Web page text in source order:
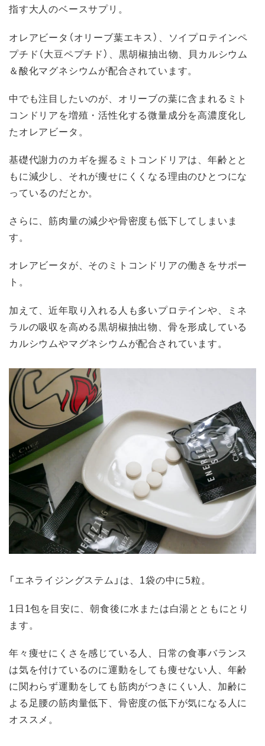
指す大人のベースサプリ。
オレアビータ（オリーブ葉エキス）、ソイプロテインペ
プチド（大豆ペプチド）、黒胡椒抽出物、貝カルシウム
＆酸化マグネシウムが配合されています。
中でも注目したいのが、オリーブの葉に含まれるミト
コンドリアを増殖・活性化する微量成分を高濃度化し
たオレアビータ。
基礎代謝力のカギを握るミトコンドリアは、年齢とと
もに減少し、それが痩せにくくなる理由のひとつにな
っているのだとか。
さらに、筋肉量の減少や骨密度も低下してしまいま
す。
オレアビータが、そのミトコンドリアの働きをサポー
ト。
加えて、近年取り入れる人も多いプロテインや、ミネ
ラルの吸収を高める黒胡椒抽出物、骨を形成している
カルシウムやマグネシウムが配合されています。
「エネライジングステム」は、1袋の中に5粒。
1日1包を目安に、朝食後に水または白湯とともにとり
ます。
年々痩せにくさを感じている人、日常の食事バランス
は気を付けているのに運動をしても痩せない人、年齢
に関わらず運動をしても筋肉がつきにくい人、加齢に
よる足腰の筋肉量低下、骨密度の低下が気になる人に
オススメ。